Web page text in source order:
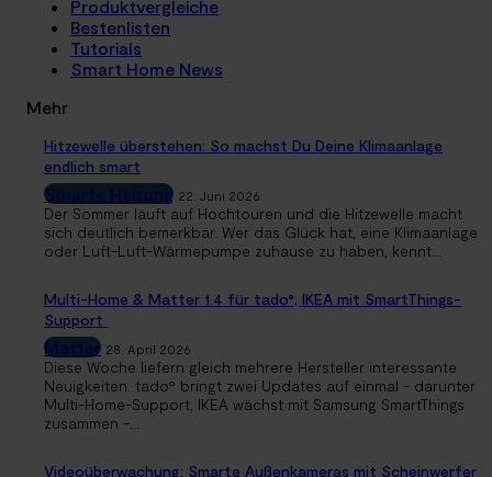
Produktvergleiche
Bestenlisten
Tutorials
Smart Home News
Mehr
Hitzewelle überstehen: So machst Du Deine Klimaanlage
endlich smart
Smarte Heizung 22. Juni 2026
Der Sommer läuft auf Hochtouren und die Hitzewelle macht
sich deutlich bemerkbar. Wer das Glück hat, eine Klimaanlage
oder Luft-Luft-Wärmepumpe zuhause zu haben, kennt...
Multi-Home & Matter 1.4 für tado°, IKEA mit SmartThings-
Support
Matter 28. April 2026
Diese Woche liefern gleich mehrere Hersteller interessante
Neuigkeiten. tado° bringt zwei Updates auf einmal - darunter
Multi-Home-Support, IKEA wächst mit Samsung SmartThings
zusammen -...
Videoüberwachung: Smarte Außenkameras mit Scheinwerfer